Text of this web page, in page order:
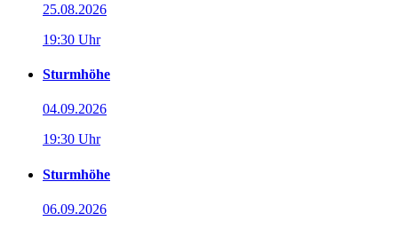
25.08.2026
19:30 Uhr
Sturmhöhe
04.09.2026
19:30 Uhr
Sturmhöhe
06.09.2026